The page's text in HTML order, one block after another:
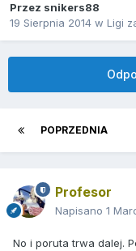
Przez snikers88
19 Sierpnia 2014 w Ligi
POPRZEDNIA
Profesor
Napisano 1
No i poruta trwa dalej.